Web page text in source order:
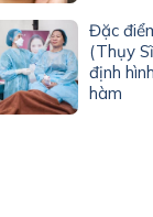
Đặc
(Thụy
định
hàm